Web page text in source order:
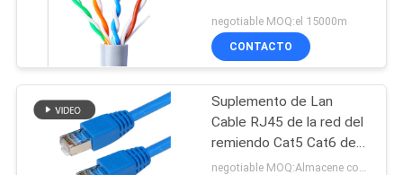
FÁBRICA
CONTROL
negotiable MOQ:el 15000m
CONTACTO
Suplemento de Lan
Cable RJ45 de la red del
remiendo Cat5 Cat6 de
Ethernet 24AWG